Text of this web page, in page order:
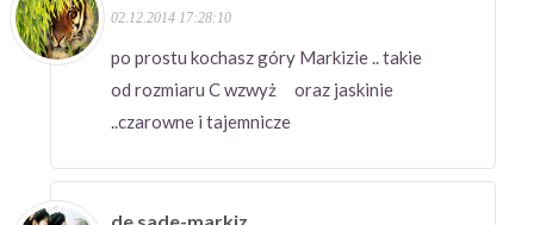
02.12.2014 17:28:10
po prostu kochasz góry Markizie .. takie
od rozmiaru C wzwyż oraz jaskinie
..czarowne i tajemnicze